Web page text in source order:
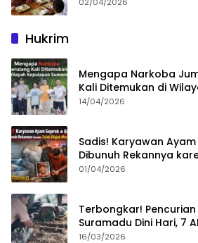
Hukrim
Mengapa Narkoba
Kali Ditemukan di
Sumenep?
14/04/2026
Sadis! Karyawan
Dibunuh Rekannya
Merampok Majikan
01/04/2026
Terbongkar! Pencurian
Suramadu Dini Hari, 7
16/03/2026